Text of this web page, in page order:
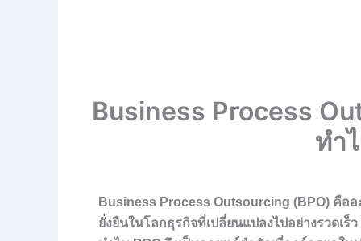
Business Process
ทำ
Business Process Outsourcing (BPO) คืออ
ยั่งยืนในโลกธุรกิจที่เปลี่ยนแปลงไปอย่างรวดเร็ว